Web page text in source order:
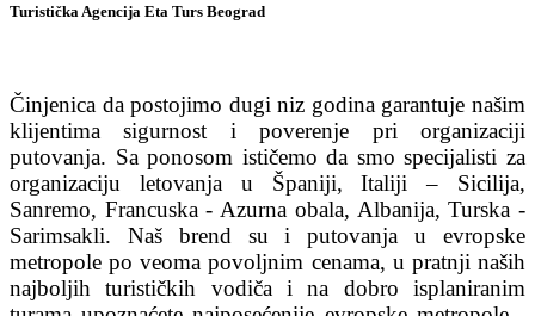
Turistička Agencija Eta Turs Beograd
Činjenica da postojimo dugi niz godina garantuje našim
klijentima sigurnost i poverenje pri organizaciji
putovanja. Sa ponosom ističemo da smo specijalisti za
organizaciju letovanja u Španiji, Italiji – Sicilija,
Sanremo, Francuska - Azurna obala, Albanija, Turska -
Sarimsakli. Naš brend su i putovanja u evropske
metropole po veoma povoljnim cenama, u pratnji naših
najboljih turističkih vodiča i na dobro isplaniranim